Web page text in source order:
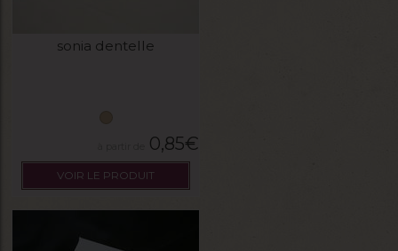
sonia dentelle
0,85€
VOIR LE PRODUIT